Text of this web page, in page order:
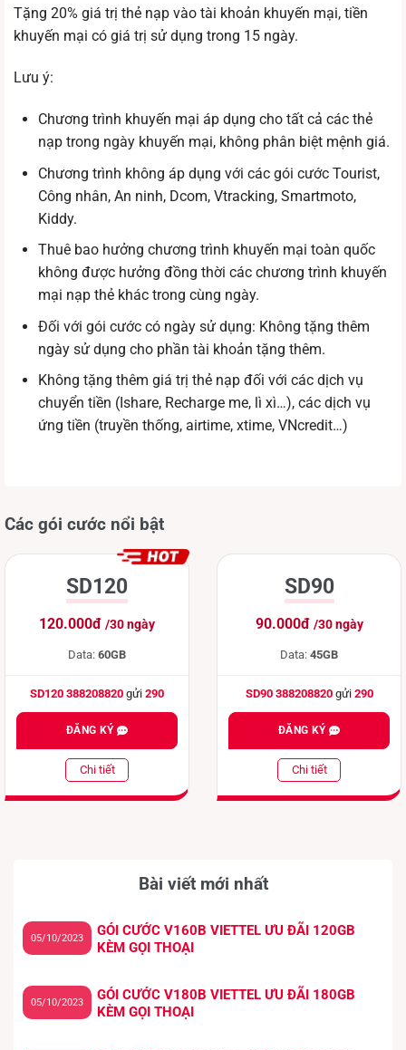
Tặng 20% giá trị thẻ nạp vào tài khoản khuyến mại, tiền
khuyến mại có giá trị sử dụng trong 15 ngày.
Lưu ý:
Chương trình khuyến mại áp dụng cho tất cả các thẻ
nạp trong ngày khuyến mại, không phân biệt mệnh giá.
Chương trình không áp dụng với các gói cước Tourist,
Công nhân, An ninh, Dcom, Vtracking, Smartmoto,
Kiddy.
Thuê bao hưởng chương trình khuyến mại toàn quốc
không được hưởng đồng thời các chương trình khuyến
mại nạp thẻ khác trong cùng ngày.
Đối với gói cước có ngày sử dụng: Không tặng thêm
ngày sử dụng cho phần tài khoản tặng thêm.
Không tặng thêm giá trị thẻ nạp đối với các dịch vụ
chuyển tiền (Ishare, Recharge me, lì xì…), các dịch vụ
ứng tiền (truyền thống, airtime, xtime, VNcredit…)
Các gói cước nổi bật
SD120
120.000đ /30 ngày
Data: 60GB
SD120 388208820 gửi 290
ĐĂNG KÝ
Chi tiết
SD90
90.000đ /30 ngày
Data: 45GB
SD90 388208820gửi 290
ĐĂNG KÝ
Chi tiết
Bài viết mới nhất
GÓI CƯỚC V160B VIETTEL ƯU ĐÃI 120GB
KÈM GỌI THOẠI
05/10/2023
GÓI CƯỚC V180B VIETTEL ƯU ĐÃI 180GB
KÈM GỌI THOẠI
05/10/2023